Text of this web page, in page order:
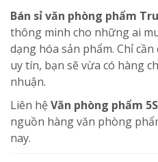
Bán sỉ văn phòng phẩm
thông minh cho những ai
dạng hóa sản phẩm. Chỉ
uy tín, bạn sẽ vừa có hàng
nhuận.
Liên hệVăn phòng phẩm 5S
nguồn hàng văn phòng
nay.